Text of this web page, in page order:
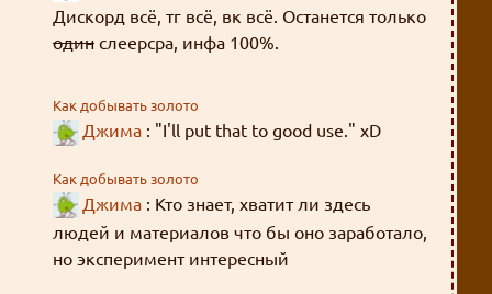
А слеерсра рано или поздно закончится, к
сожалению.
Дискорд всё, тг всё, вк всё. Останется только
одинслеерсра, инфа 100%.
Как добывать золото
Джима : "I'll put that to good use." xD
Как добывать золото
Джима : Кто знает, хватит ли здесь
людей и материалов что бы оно заработало,
но эксперимент интересный